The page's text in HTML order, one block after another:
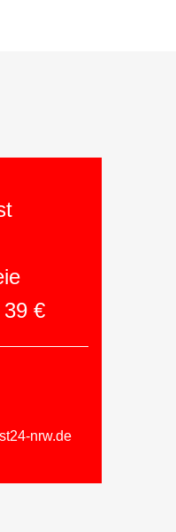
€
nrw.de